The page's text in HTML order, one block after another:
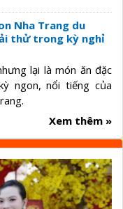
Nha Trang du
thử trong kỳ nghỉ
lại là món ăn đặc
ngon, nổi tiếng của
Xem thêm »